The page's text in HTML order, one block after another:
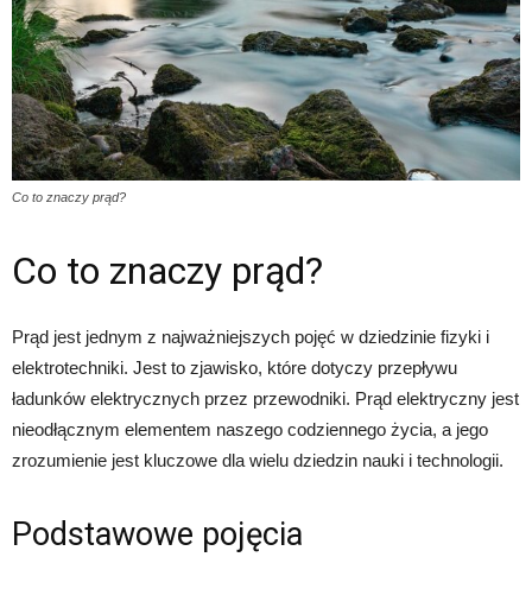
Co to znaczy prąd?
Co to znaczy prąd?
Prąd jest jednym z najważniejszych pojęć w dziedzinie fizyki i
elektrotechniki. Jest to zjawisko, które dotyczy przepływu
ładunków elektrycznych przez przewodniki. Prąd elektryczny jest
nieodłącznym elementem naszego codziennego życia, a jego
zrozumienie jest kluczowe dla wielu dziedzin nauki i technologii.
Podstawowe pojęcia